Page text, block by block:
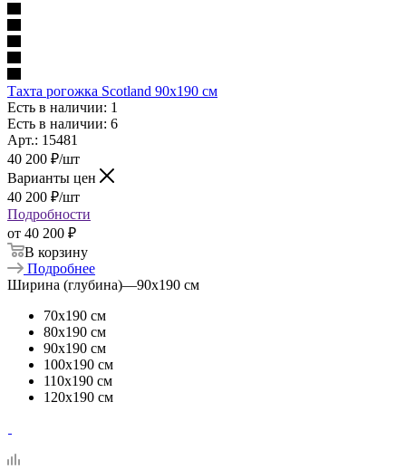
Тахта рогожка Scotland 90х190 см
Есть в наличии: 1
Есть в наличии: 6
Арт.: 15481
40 200 ₽/шт
Варианты цен
40 200 ₽/шт
Подробности
от 40 200 ₽
В корзину
Подробнее
Ширина (глубина)—90х190 см
70х190 см
80х190 см
90х190 см
100х190 см
110х190 см
120х190 см